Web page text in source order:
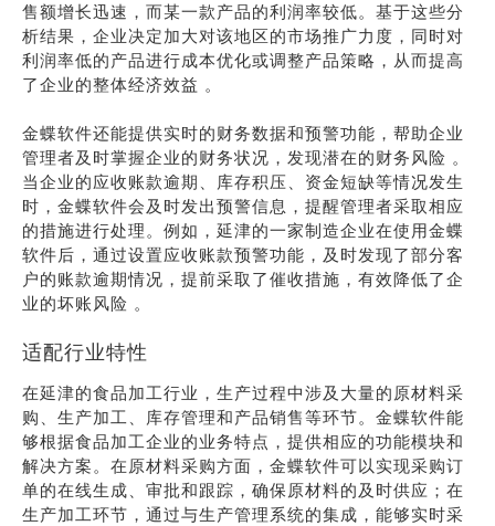
售额增长迅速，而某一款产品的利润率较低。基于这些分
析结果，企业决定加大对该地区的市场推广力度，同时对
利润率低的产品进行成本优化或调整产品策略，从而提高
了企业的整体经济效益 。
金蝶软件还能提供实时的财务数据和预警功能，帮助企业
管理者及时掌握企业的财务状况，发现潜在的财务风险 。
当企业的应收账款逾期、库存积压、资金短缺等情况发生
时，金蝶软件会及时发出预警信息，提醒管理者采取相应
的措施进行处理。例如，延津的一家制造企业在使用金蝶
软件后，通过设置应收账款预警功能，及时发现了部分客
户的账款逾期情况，提前采取了催收措施，有效降低了企
业的坏账风险 。
适配行业特性
在延津的食品加工行业，生产过程中涉及大量的原材料采
购、生产加工、库存管理和产品销售等环节。金蝶软件能
够根据食品加工企业的业务特点，提供相应的功能模块和
解决方案。在原材料采购方面，金蝶软件可以实现采购订
单的在线生成、审批和跟踪，确保原材料的及时供应；在
生产加工环节，通过与生产管理系统的集成，能够实时采